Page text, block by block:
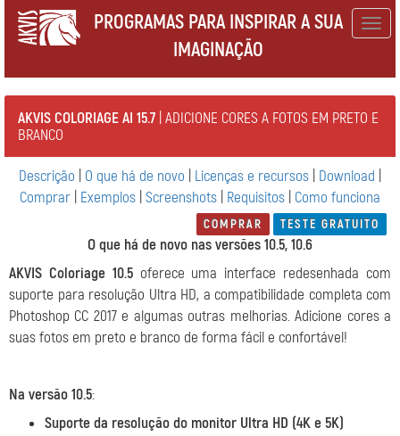
PROGRAMAS PARA INSPIRAR A SUA
IMAGINAÇÃO
AKVIS COLORIAGE AI 15.7 | ADICIONE CORES A FOTOS EM PRETO E
BRANCO
Descrição O que há de novo Licenças e recursos Download
Comprar Exemplos Screenshots Requisitos Como funciona
COMPRAR TESTE GRATUITO
O que há de novo nas versões 10.5, 10.6
AKVIS Coloriage 10.5oferece uma interface redesenhada com
suporte para resolução Ultra HD, a compatibilidade completa com
Photoshop CC 2017 e algumas outras melhorias. Adicione cores a
suas fotos em preto e branco de forma fácil e confortável!
Na versão 10.5:
Suporte da resolução do monitor Ultra HD (4K e 5K)